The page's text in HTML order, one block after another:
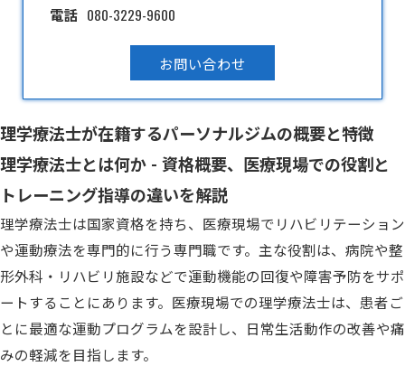
電話 080-3229-9600
お問い合わせ
理学療法士が在籍するパーソナルジムの概要と特徴
理学療法士とは何か - 資格概要、医療現場での役割と
トレーニング指導の違いを解説
理学療法士は国家資格を持ち、医療現場でリハビリテーション
や運動療法を専門的に行う専門職です。主な役割は、病院や整
形外科・リハビリ施設などで運動機能の回復や障害予防をサポ
ートすることにあります。医療現場での理学療法士は、患者ご
とに最適な運動プログラムを設計し、日常生活動作の改善や痛
みの軽減を目指します。